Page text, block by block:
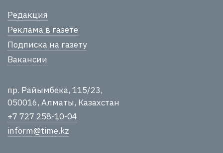
Редакция
Реклама в газете
Подписка на газету
Вакансии
пр. Райымбека, 115/23,
050016, Алматы, Казахстан
+7 727 258-10-04
inform@time.kz